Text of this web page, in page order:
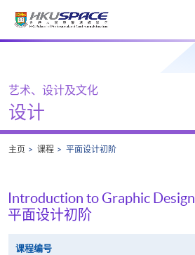
Main
艺术、设计及文化
设计
主页 课程 平面设计初阶
Introduction to Graphic Design
平面设计初阶
课程编号